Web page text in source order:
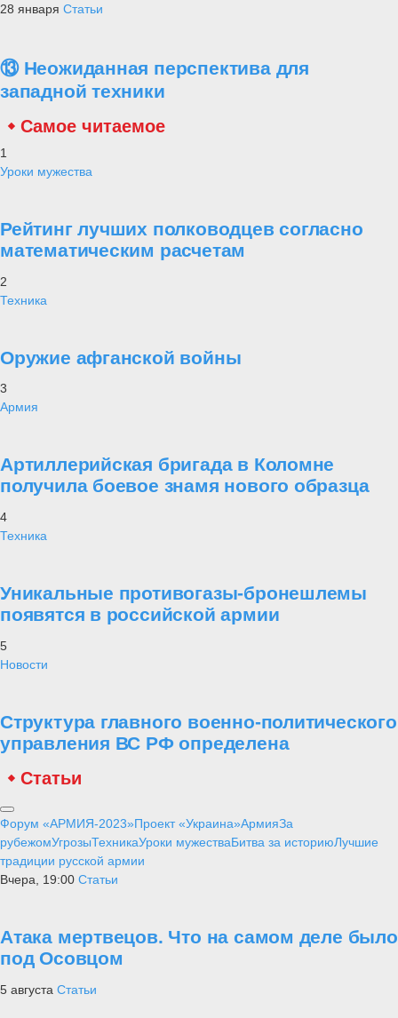
28 января Статьи
⑬ Неожиданная перспектива для
западной техники
Самое читаемое
1
Уроки мужества
Рейтинг лучших полководцев согласно
математическим расчетам
2
Техника
Оружие афганской войны
3
Армия
Артиллерийская бригада в Коломне
получила боевое знамя нового образца
4
Техника
Уникальные противогазы-бронешлемы
появятся в российской армии
5
Новости
Структура главного военно-политического
управления ВС РФ определена
Статьи
Форум «АРМИЯ-2023»Проект «Украина»АрмияЗа
рубежомУгрозыТехникаУроки мужестваБитва за историюЛучшие
традиции русской армии
Вчера, 19:00 Статьи
Атака мертвецов. Что на самом деле было
под Осовцом
5 августа Статьи